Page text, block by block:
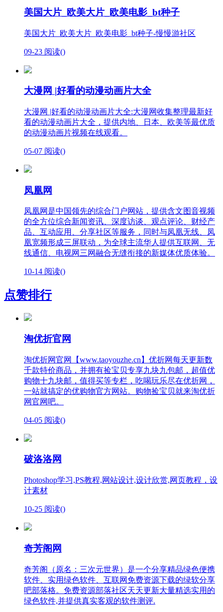
美国大片_欧美大片_欧美电影_bt种子
美国大片_欧美大片_欧美电影_bt种子-慢慢游社区
09-23 阅读()
大漫网 |好看的动漫动画片大全
大漫网 |好看的动漫动画片大全:大漫网收集整理最新好
看的动漫动画片大全，提供内地、日本、欧美等最优质
的动漫动画片视频在线观看。
05-07 阅读()
凤凰网
凤凰网是中国领先的综合门户网站，提供含文图音视频
的全方位综合新闻资讯、深度访谈、观点评论、财经产
品、互动应用、分享社区等服务，同时与凤凰无线、凤
凰宽频形成三屏联动，为全球主流华人提供互联网、无
线通信、电视网三网融合无缝衔接的新媒体优质体验。
10-14 阅读()
点赞排行
淘优折官网
淘优折网官网【www.taoyouzhe.cn】优折网每天更新数
千款特价商品，并拥有捡宝贝专享九块九包邮，超值优
购物十九块邮，值得买等专栏，吃喝玩乐尽在优折网，
一站就搞定的优购物官方网站。购物捡宝贝就来淘优折
网官网吧。
04-05 阅读()
破洛洛网
Photoshop学习,PS教程,网站设计,设计欣赏,网页教程，设
计素材
10-25 阅读()
奇芳阁网
奇芳阁（原名：三次元世界）是一个分享精品绿色便携
软件、实用绿色软件、互联网免费资源下载的绿软分享
吧部落格。免费资源部落社区天天更新大量精选实用的
绿色软件,并提供真实客观的软件测评.